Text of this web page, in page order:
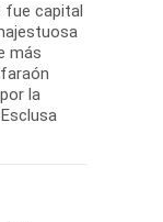
fue capital
más
la